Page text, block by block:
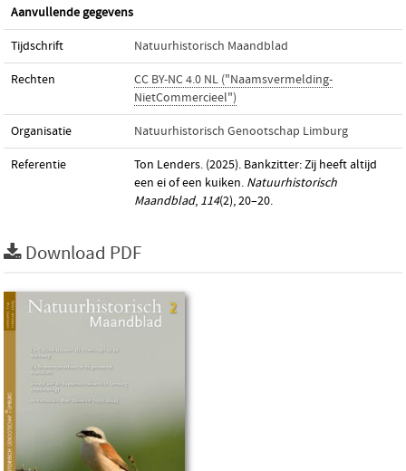
Aanvullende gegevens
Tijdschrift Natuurhistorisch Maandblad
Rechten
CC BY-NC 4.0 NL ("Naamsvermelding-
NietCommercieel")
Organisatie Natuurhistorisch Genootschap Limburg
Referentie
Ton Lenders. (2025). Bankzitter: Zij heeft altijd
een ei of een kuiken. Natuurhistorisch
Maandblad, 114(2), 20–20.
Download PDF